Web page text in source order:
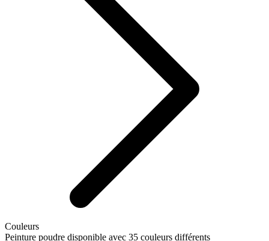
Couleurs
Peinture poudre disponible avec 35 couleurs différents